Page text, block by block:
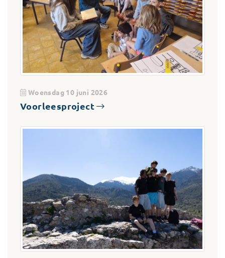
Woensdag 10 juni 2026
Voorleesproject